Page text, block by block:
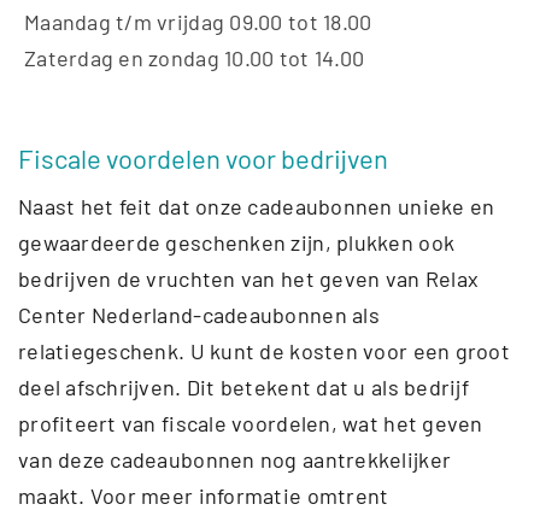
Maandag t/m vrijdag 09.00 tot 18.00
Zaterdag en zondag 10.00 tot 14.00
Fiscale voordelen voor bedrijven
Naast het feit dat onze cadeaubonnen unieke en
gewaardeerde geschenken zijn, plukken ook
bedrijven de vruchten van het geven van Relax
Center Nederland-cadeaubonnen als
relatiegeschenk. U kunt de kosten voor een groot
deel afschrijven. Dit betekent dat u als bedrijf
profiteert van fiscale voordelen, wat het geven
van deze cadeaubonnen nog aantrekkelijker
maakt. Voor meer informatie omtrent